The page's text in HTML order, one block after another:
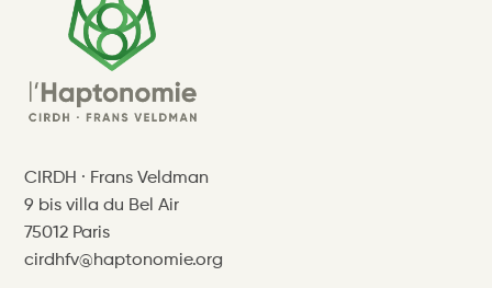
CIRDH · Frans Veldman
9 bis villa du Bel Air
75012 Paris
cirdhfv@haptonomie.org